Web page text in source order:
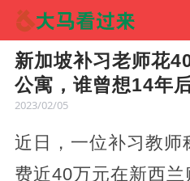
新加坡补习老师花
公寓，谁曾想14年
2023/02/05
近日，一位补习教师
费近40万元在新西